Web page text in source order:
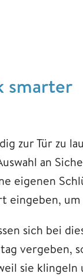
smarter
zur Tür zu
an
eigenen
eingeben,
sich bei
vergeben,
sie klingeln